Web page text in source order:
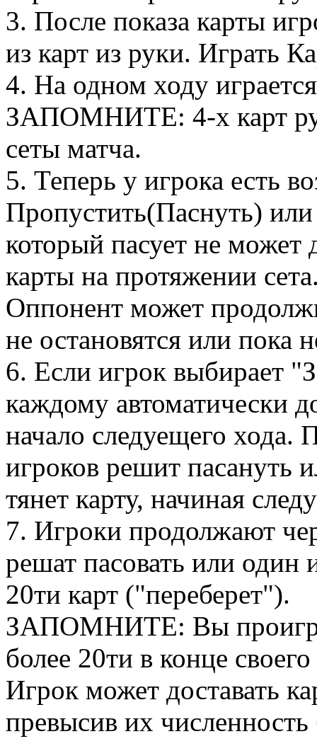
3. После показа карты
из карт из руки. Играть
4. На одном ходу
ЗАПОМНИТЕ: 4-х карт
сеты матча.
5. Теперь у игрока есть
Пропустить(Паснуть)
который пасует не может
карты на протяжении
Оппонент может
не остановятся или пока
6. Если игрок выбирает
каждому автоматически
начало следуещего хода.
игроков решит пасануть
тянет карту, начиная
7. Игроки продолжают
решат пасовать или один
20ти карт ("переберет").
ЗАПОМНИТЕ: Вы
более 20ти в конце
Игрок может доставать
превысив их